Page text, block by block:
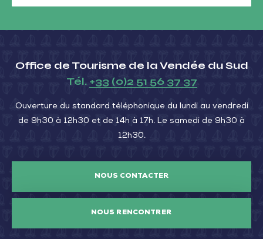
Office de Tourisme de la Vendée du Sud
Tél. +33 (0)2 51 56 37 37
Ouverture du standard téléphonique du lundi au vendredi
de 9h30 à 12h30 et de 14h à 17h. Le samedi de 9h30 à
12h30.
NOUS CONTACTER
NOUS RENCONTRER